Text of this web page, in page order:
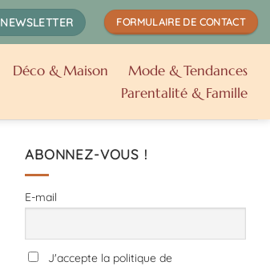
NEWSLETTER FORMULAIRE DE CONTACT
Déco & Maison
Mode & Tendances
Parentalité & Famille
ABONNEZ-VOUS !
E-mail
J'accepte la politique de